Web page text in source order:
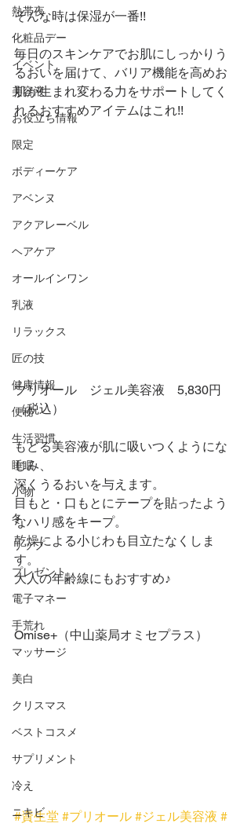
熱帯夜
化粧品デー
イベント
美容液
お役立ち情報
限定
ボディーケア
アベンヌ
アクアレーベル
ヘアケア
オールインワン
乳液
リラックス
匠の技
健康情報
便秘
生活習慣
睡眠
小物
冬
リップ
プレゼント
電子マネー
手荒れ
マッサージ
美白
クリスマス
ベストコスメ
サプリメント
冷え
ニキビ
そんな時は保湿が一番!!
毎日のスキンケアでお肌にしっかりう
るおいを届けて、バリア機能を高めお
肌が生まれ変わる力をサポートしてく
れるおすすめアイテムはこれ!!
プリオール　ジェル美容液　5,830円
（税込）
もどる美容液が肌に吸いつくようにな
じみ、
深くうるおいを与えます。
目もと・口もとにテープを貼ったよう
なハリ感をキープ。
乾燥による小じわも目立たなくしま
す。
大人の年齢線にもおすすめ♪
Omise+（中山薬局オミセプラス）
#資生堂 #プリオール #ジェル美容液 #